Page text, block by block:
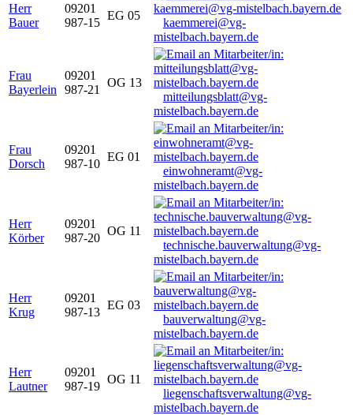
Herr
Bauer
09201
987-15
EG 05
kaemmerei@vg-
mistelbach.bayern.de
Frau
Bayerlein
09201
987-21
OG 13
mitteilungsblatt@vg-
mistelbach.bayern.de
Frau
Dorsch
09201
987-10
EG 01
einwohneramt@vg-
mistelbach.bayern.de
Herr
Körber
09201
987-20
OG 11
technische.bauverwaltung@vg-
mistelbach.bayern.de
Herr
Krug
09201
987-13
EG 03
bauverwaltung@vg-
mistelbach.bayern.de
Herr
Lautner
09201
987-19
OG 11
liegenschaftsverwaltung@vg-
mistelbach.bayern.de